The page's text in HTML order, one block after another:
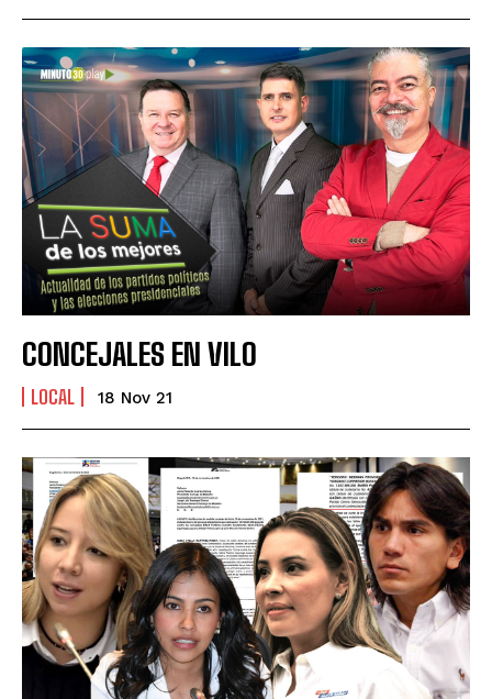
CONCEJALES EN VILO
LOCAL 18 Nov 21